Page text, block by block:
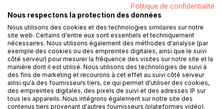
Autobiographie relatant mon enfance, mes douleurs, mes
joies, ma rencontre avec mon époux et un moment de vie
avec mes enfants.
(extrait chapitre 1 – « Cette vie où j’ai grandi » )
…la seule chose dont je me souvienne, c’est ce carambar
partagé, au coin de cette cuisine, adossée à un tabouret
des années 70, jaune, avec ma sœur…j’avais 6 ans…nous
vivions dans un appartement HLM au 5ème étage, du
Politique de confidentialité
Nous respectons la protection des données
Nous utilisons des cookies et des technologies similaires sur notre
site web. Certains d'entre eux sont essentiels et techniquement
nécessaires. Nous utilisons également des méthodes d'analyse (par
exemple des cookies ou des empreintes digitales, ainsi que le suivi
côté serveur) pour mesurer la fréquence des visites sur notre site et la
manière dont il est utilisé. Nous utilisons des technologies de suivi à
des fins de marketing et recourons à cet effet au suivi côté serveur
ainsi qu'à des fournisseurs tiers, ce qui permet d'utiliser des cookies,
des empreintes digitales, des pixels de suivi et des adresses IP sur
tous les appareils. Nous intégrons également sur notre site des
contenus tiers provenant d'autres fournisseurs (plateformes vidéo).